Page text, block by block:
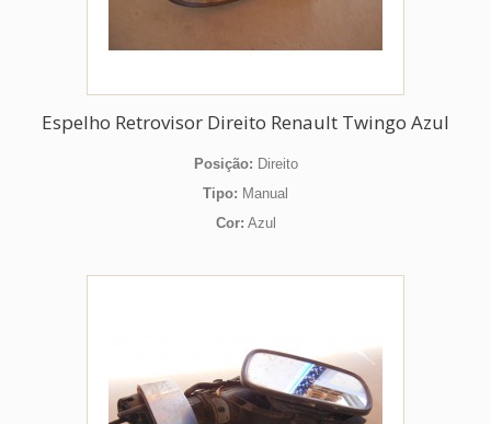
Espelho Retrovisor Direito Renault Twingo Azul
Posição: Direito
Tipo: Manual
Cor: Azul